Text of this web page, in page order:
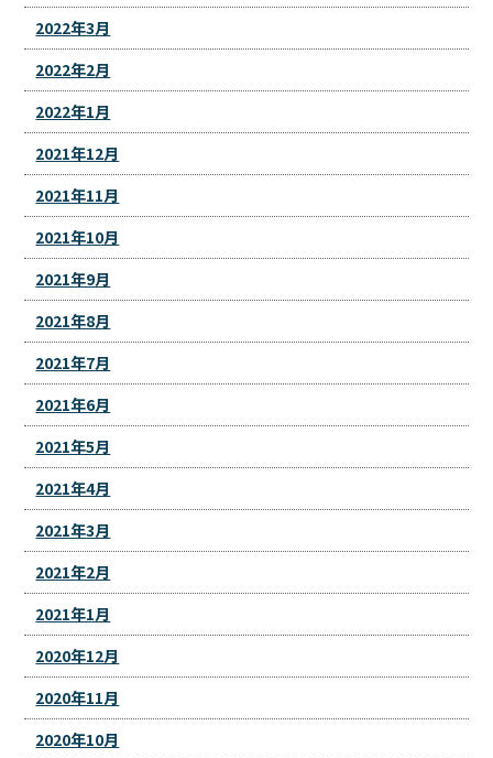
2022年3月
2022年2月
2022年1月
2021年12月
2021年11月
2021年10月
2021年9月
2021年8月
2021年7月
2021年6月
2021年5月
2021年4月
2021年3月
2021年2月
2021年1月
2020年12月
2020年11月
2020年10月